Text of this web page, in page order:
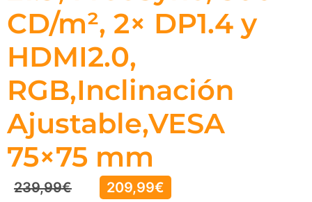
CD/m², 2× DP1.4 y
HDMI2.0,
RGB,Inclinación
Ajustable,VESA
75×75 mm
239,99€ 209,99€